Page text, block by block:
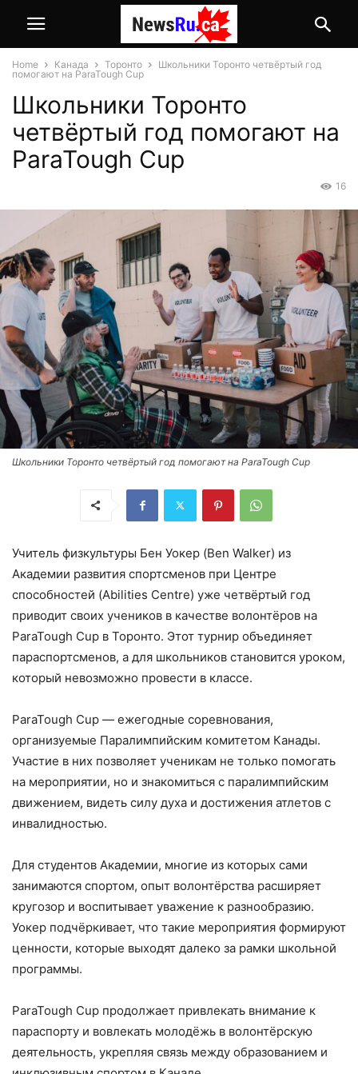
Home Канада Торонто
Школьники Торонто четвёртый год
помогают на ParaTough Cup
Школьники Торонто
четвёртый год помогают на
ParaTough Cup
16
Школьники Торонто четвёртый год помогают на ParaTough Cup
Учитель физкультуры Бен Уокер (Ben Walker) из
Академии развития спортсменов при Центре
способностей (Abilities Centre) уже четвёртый год
приводит своих учеников в качестве волонтёров на
ParaTough Cup в Торонто. Этот турнир объединяет
параспортсменов, а для школьников становится уроком,
который невозможно провести в классе.
ParaTough Cup — ежегодные соревнования,
организуемые Паралимпийским комитетом Канады.
Участие в них позволяет ученикам не только помогать
на мероприятии, но и знакомиться с паралимпийским
движением, видеть силу духа и достижения атлетов с
инвалидностью.
Для студентов Академии, многие из которых сами
занимаются спортом, опыт волонтёрства расширяет
кругозор и воспитывает уважение к разнообразию.
Уокер подчёркивает, что такие мероприятия формируют
ценности, которые выходят далеко за рамки школьной
программы.
ParaTough Cup продолжает привлекать внимание к
параспорту и вовлекать молодёжь в волонтёрскую
деятельность, укрепляя связь между образованием и